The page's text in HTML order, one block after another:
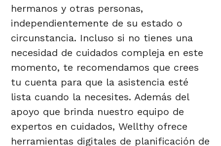
hermanos y otras personas,
independientemente de su estado o
circunstancia. Incluso si no tienes una
necesidad de cuidados compleja en este
momento, te recomendamos que crees
tu cuenta para que la asistencia esté
lista cuando la necesites. Además del
apoyo que brinda nuestro equipo de
expertos en cuidados, Wellthy ofrece
herramientas digitales de planificación de